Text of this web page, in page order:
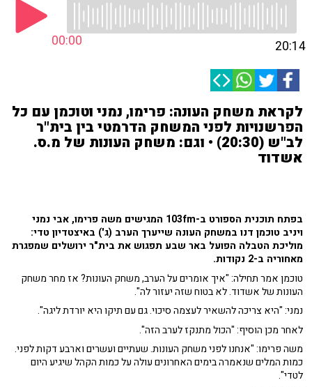
00:00 20:14
לקראת משחק העונה: פרימו, נמני וטוכמן עם כל
הפרשנויות לפני המשחק הדרמטי בין בית"ר
לב"ש (20:30) • וגם: משחק העונות של מ.ס.
אשדוד
בפתח תוכנית הספורט ב-103fm המגישים משה פרימו, אבי נמני
ויניב טוכמן דנו במשחק העונה שייערך הערב (ג') באיצטדיון טדי:
מוליכת הטבלה הפועל באר שבע תפגוש את בית"ר ירושלים שמפגרת
מאחוריה ב-2 נקודות.
טוכמן אמר תחילה: "איך אומרים על הערב, משחק העונות? אז מחר משחק
העונות של אשדוד. לא בטוח שזה יעזור לה".
נמני: "היא צריכה להשאיר לעצמה סיכוי. גם עם תיקו היא יורדת ליגה".
לאחר מכן הוסיף: "הכול מתנקז לערב הזה".
משה פרימו: "אנחנו לפני משחק העונות. שעתיים ועשרים וארבע דקות לפני.
כמות המלים שנאמרה בימים האחרונים עולה על כמות הקהל שיגיע היום
לטדי".